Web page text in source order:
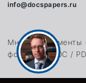
info@docspapers.ru
Многие документы
форматах (DOC /